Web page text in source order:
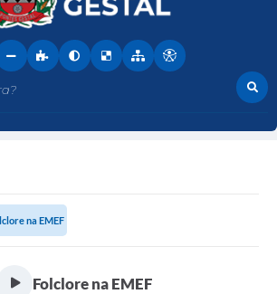
na EMEF
Folclore na EMEF